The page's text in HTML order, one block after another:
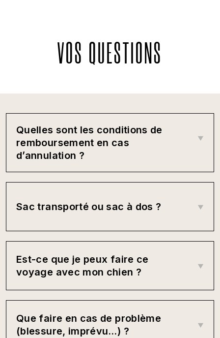
VOS QUESTIONS
Quelles sont les conditions de
remboursement en cas
d’annulation ?
Sac transporté ou sac à dos ?
Est-ce que je peux faire ce
voyage avec mon chien ?
Que faire en cas de problème
(blessure, imprévu…) ?